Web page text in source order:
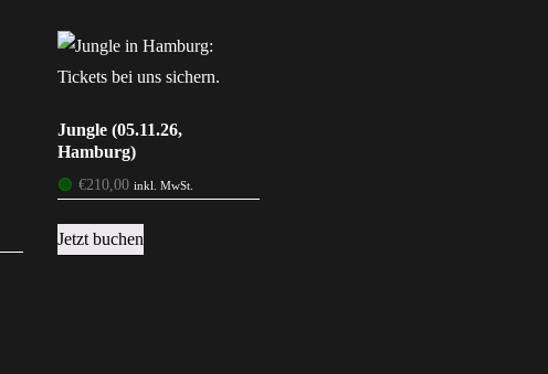
Jungle (05.11.26,
Hamburg)
🟢 €210,00 inkl. MwSt.
Jetzt buchen